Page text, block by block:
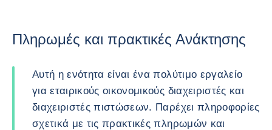
Πληρωμές και πρακτικές Ανάκτησης
Αυτή η ενότητα είναι ένα πολύτιμο εργαλείο
για εταιρικούς οικονομικούς διαχειριστές και
διαχειριστές πιστώσεων. Παρέχει πληροφορίες
σχετικά με τις πρακτικές πληρωμών και